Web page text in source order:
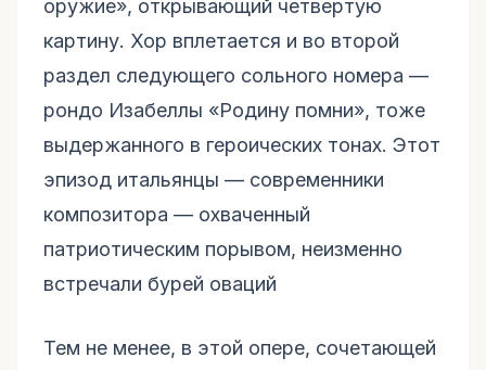
оружие», открывающий четвертую
картину. Хор вплетается и во второй
раздел следующего сольного номера —
рондо Изабеллы «Родину помни», тоже
выдержанного в героических тонах. Этот
эпизод итальянцы — современники
композитора — охваченный
патриотическим порывом, неизменно
встречали бурей оваций
Тем не менее, в этой опере, сочетающей